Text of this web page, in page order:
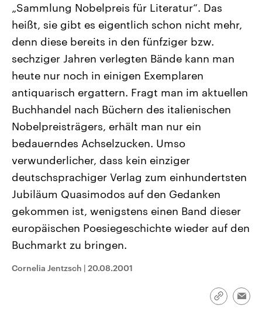
„Sammlung Nobelpreis für Literatur“. Das
heißt, sie gibt es eigentlich schon nicht mehr,
denn diese bereits in den fünfziger bzw.
sechziger Jahren verlegten Bände kann man
heute nur noch in einigen Exemplaren
antiquarisch ergattern. Fragt man im aktuellen
Buchhandel nach Büchern des italienischen
Nobelpreisträgers, erhält man nur ein
bedauerndes Achselzucken. Umso
verwunderlicher, dass kein einziger
deutschsprachiger Verlag zum einhundertsten
Jubiläum Quasimodos auf den Gedanken
gekommen ist, wenigstens einen Band dieser
europäischen Poesiegeschichte wieder auf den
Buchmarkt zu bringen.
Cornelia Jentzsch | 20.08.2001
Link